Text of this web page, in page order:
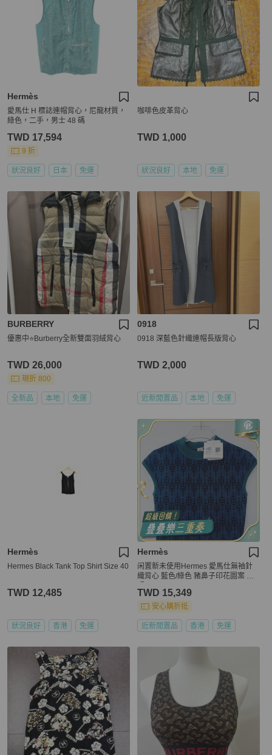
Hermès
愛馬仕 H 標誌連帽背心，尼龍材質，
綠色，二手，男士 48 碼
TWD 17,594
9 折
狀況良好 日本 免運
咖啡色皮革背心
TWD 1,000
狀況良好 本地 免運
BURBERRY
優惠中⭐️Burberry全新雙面羽絨背心
TWD 26,000
現折 800
全新品 本地 免運
0918
0918 深藍色針織連帽長版背心
TWD 2,000
近新閒置品 本地 免運
Hermès
Hermes Black Tank Top Shirt Size 40
TWD 12,485
狀況良好 香港 免運
Hermès
闲置新未使用Hermes 愛馬仕無袖針
織背心 藍色/綠色 豬鼻子印花圖案 尺
TWD 15,349
安心購折抵
近新閒置品 香港 免運